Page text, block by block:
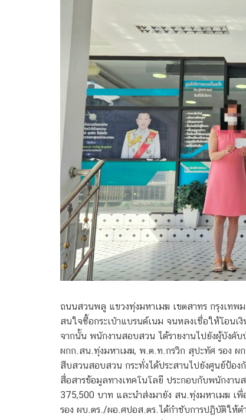
ถนนสวนพลู แขวงทุ่งมหาเมฆ เขตสาทร กรุงเทพ
สนใจซื้อกระเป๋าแบรนด์เนม จนหลงเชื่อให้โอนเ
จากนั้น พนักงานสอบสวน ได้รายงานไปยังผู้บัง
ผกก.สน.ทุ่งมหาเมฆ, พ.ต.ท.กรวิก สุปะทัศ รอง
สืบสวนสอบสวน กระทั่งได้ประสานไปยังศูนย์ป้อง
สื่อสารข้อมูลทางเทคโนโลยี ประกอบกับพนักงาน
375,500 บาท และนำส่งมายัง สน.ทุ่งมหาเมฆ เ
รอง ผบ.ตร./ผอ.ศปอส.ตร.ได้กำชับการปฏิบัติให้